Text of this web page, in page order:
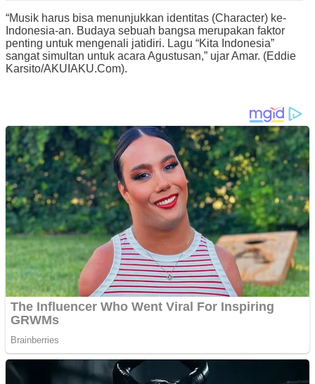
“Musik harus bisa menunjukkan identitas (Character) ke-
Indonesia-an. Budaya sebuah bangsa merupakan faktor
penting untuk mengenali jatidiri. Lagu “Kita Indonesia”
sangat simultan untuk acara Agustusan,” ujar Amar. (Eddie
Karsito/AKUIAKU.Com).